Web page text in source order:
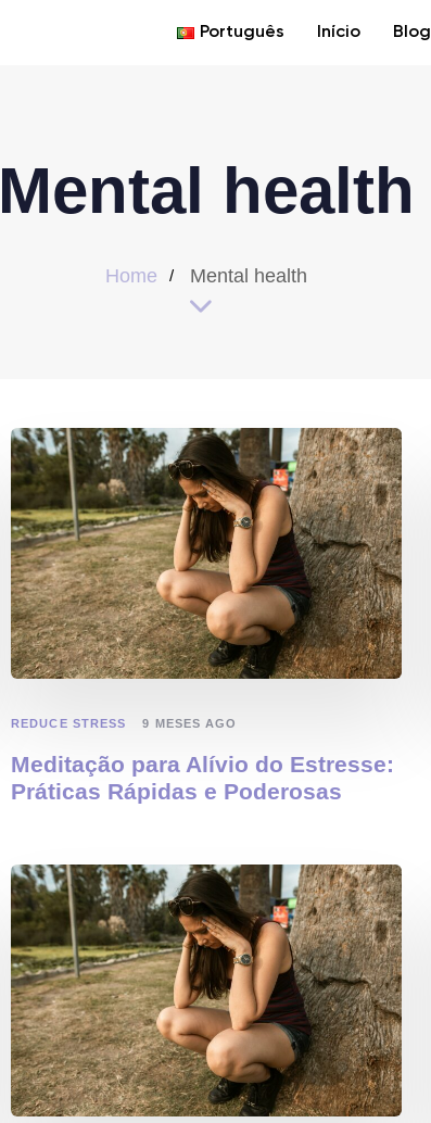
Português Início Blog
Mental health
Home Mental health
REDUCE STRESS 9 MESES AGO
Meditação para Alívio do Estresse:
Práticas Rápidas e Poderosas